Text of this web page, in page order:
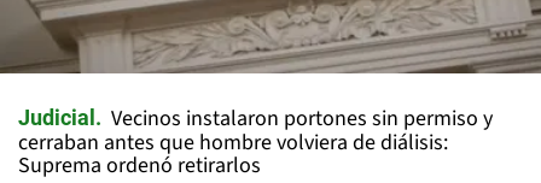
Judicial
Vecinos instalaron portones sin permiso y
cerraban antes que hombre volviera de diálisis:
Suprema ordenó retirarlos